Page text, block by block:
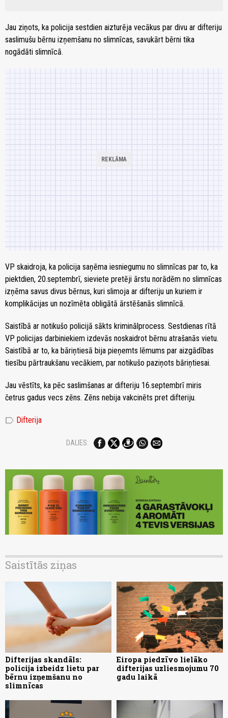
Jau ziņots, ka policija sestdien aizturēja vecākus par divu ar difteriju
saslimušu bērnu izņemšanu no slimnīcas, savukārt bērni tika
nogādāti slimnīcā.
VP skaidroja, ka policija saņēma iesniegumu no slimnīcas par to, ka
piektdien, 20.septembrī, sieviete pretēji ārstu norādēm no slimnīcas
izņēma savus divus bērnus, kuri slimoja ar difteriju un kuriem ir
komplikācijas un nozīmēta obligātā ārstēšanās slimnīcā.
Saistībā ar notikušo policijā sākts kriminālprocess. Sestdienas rītā
VP policijas darbiniekiem izdevās noskaidrot bērnu atrašanās vietu.
Saistībā ar to, ka bāriņtiesā bija pieņemts lēmums par aizgādības
tiesību pārtraukšanu vecākiem, par notikušo paziņots bāriņtiesai.
Jau vēstīts, ka pēc saslimšanas ar difteriju 16.septembrī miris
četrus gadus vecs zēns. Zēns nebija vakcinēts pret difteriju.
label Difterija
DALIES:
Saistītās ziņas
Difterijas skandāls:
policija izbeidz lietu par
bērnu izņemšanu no
slimnīcas
Eiropa piedzīvo lielāko
difterijas uzliesmojumu 70
gadu laikā